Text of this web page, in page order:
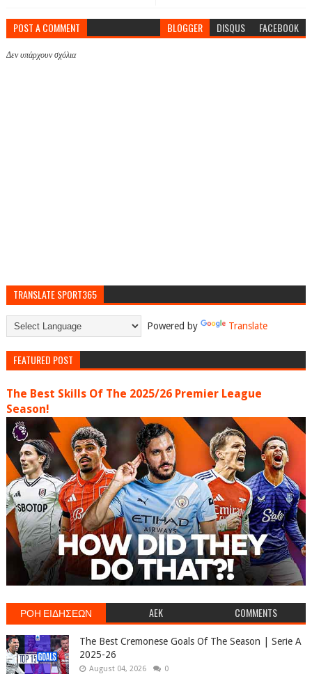
POST A COMMENT BLOGGER DISQUS FACEBOOK
Δεν υπάρχουν σχόλια
TRANSLATE SPORT365
Powered by Translate
FEATURED POST
The Best Skills Of The 2025/26 Premier League
Season!
ΡΟΗ ΕΙΔΗΣΕΩΝ AEK COMMENTS
The Best Cremonese Goals Of The Season | Serie A
2025-26
August 04, 2026 0